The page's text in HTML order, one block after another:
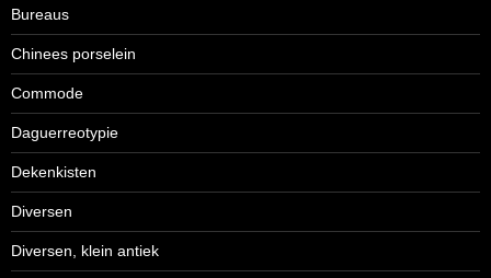
Bureaus
Chinees porselein
Commode
Daguerreotypie
Dekenkisten
Diversen
Diversen, klein antiek